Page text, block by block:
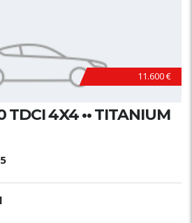
11.600 €
TDCI 4X4 •• TITANIUM